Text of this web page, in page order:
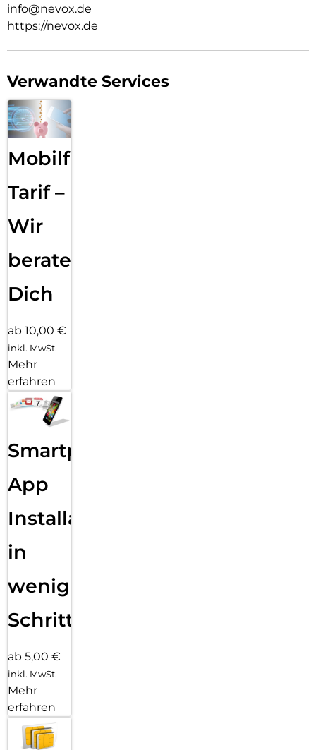
info@nevox.de
https://nevox.de
Verwandte Services
Mobilfunk
Tarif –
Wir
beraten
Dich
ab 10,00 €
inkl. MwSt.
Mehr
erfahren
Smartphone
App
Installation
in
wenigen
Schritten
ab 5,00 €
inkl. MwSt.
Mehr
erfahren